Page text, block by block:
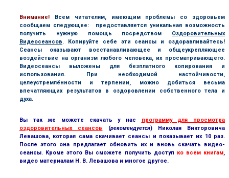
Внимание! Всем читателям, имеющим проблемы со здоровьем
сообщаем следующее: предоставляется уникальная возможность
получить нужную помощь посредством Оздоровительных
Видеосеансов. Копируйте себе эти сеансы и оздоравливайтесь!
Сеансы оказывают восстанавливающее и общеукрепляющее
воздействие на организм любого человека, их просматривающего.
Видеосеансы выложены для безплатного копирования и
использования. При необходимой настойчивости,
целеустремлённости и терпении, можно добиться весьма
впечатляющих результатов в оздоровлении собственного тела и
духа.
Вы так же можете скачать у нас
программу для просмотра
оздоровительных сеансов (рекомендуется) Николая Викторовича
Левашова, которая сама скачивает сеансы и показывает их 10 раз.
После этого она предлагает обновить их и вновь скачать видео-
сеансы. Кроме этого Вы сможете получить доступ ко всем книгам,
видео материалам Н. В. Левашова и многое другое.